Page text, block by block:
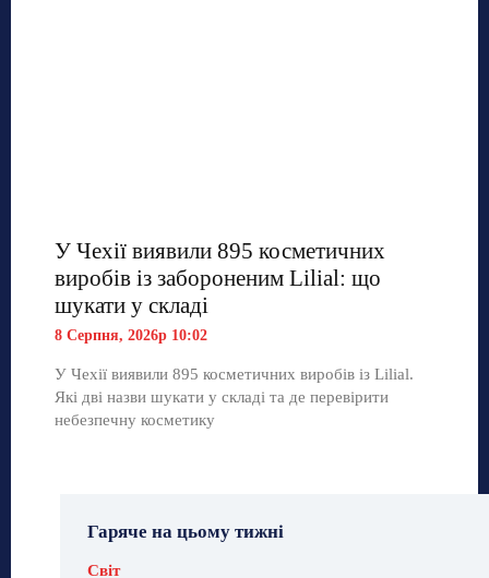
У Чехії виявили 895 косметичних
виробів із забороненим Lilial: що
шукати у складі
8 Серпня, 2026р 10:02
У Чехії виявили 895 косметичних виробів із Lilial.
Які дві назви шукати у складі та де перевірити
небезпечну косметику
Гаряче на цьому тижні
Світ